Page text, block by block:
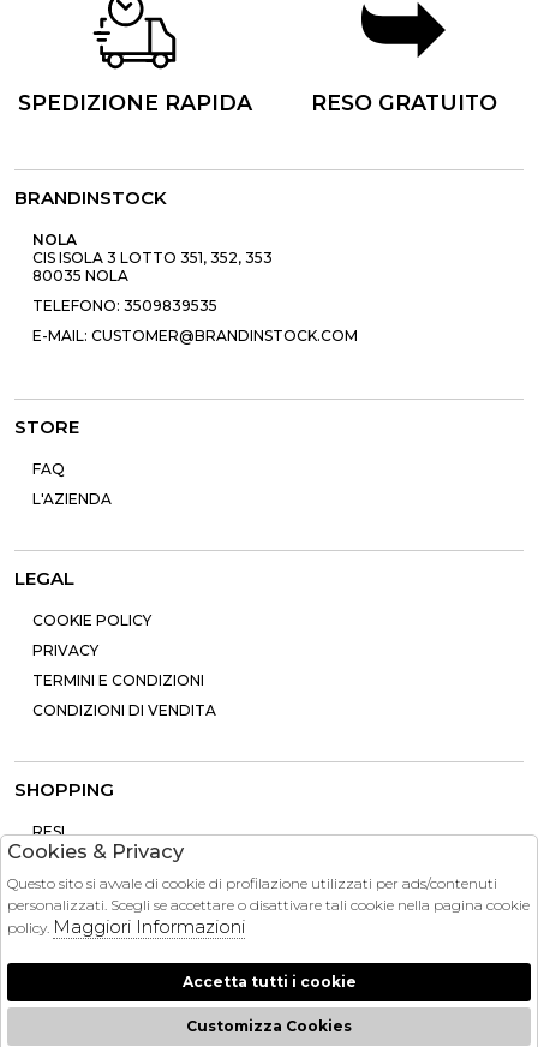
SPEDIZIONE RAPIDA RESO GRATUITO
BRANDINSTOCK
NOLA
CIS ISOLA 3 LOTTO 351, 352, 353
80035 NOLA
TELEFONO: 3509839535
E-MAIL: CUSTOMER@BRANDINSTOCK.COM
STORE
FAQ
L'AZIENDA
LEGAL
COOKIE POLICY
PRIVACY
TERMINI E CONDIZIONI
CONDIZIONI DI VENDITA
SHOPPING
RESI
PAGAMENTI
CONTATTI
SPEDIZIONE
Cookies & Privacy
Questo sito si avvale di cookie di profilazione utilizzati per ads/contenuti
personalizzati. Scegli se accettare o disattivare tali cookie nella pagina cookie
policy. Maggiori Informazioni
Accetta tutti i cookie
Customizza Cookies